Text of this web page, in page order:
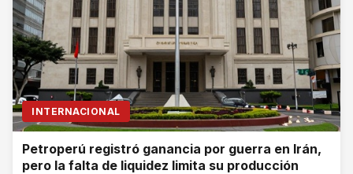
INTERNACIONAL
Petroperú registró ganancia por guerra en Irán,
pero la falta de liquidez limita su producción